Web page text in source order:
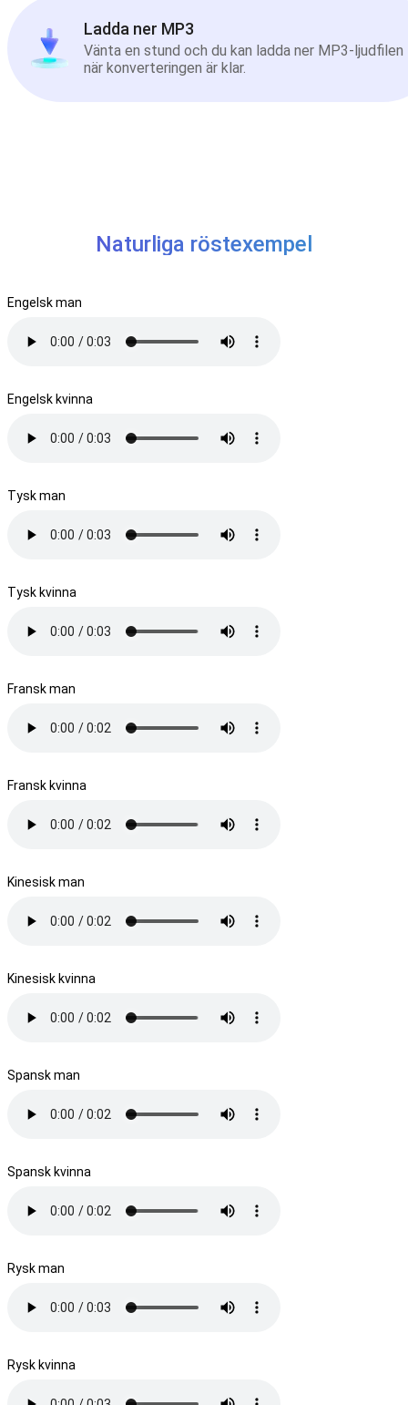
Ladda ner MP3
Vänta en stund och du kan ladda ner MP3-ljudfilen
när konverteringen är klar.
Naturliga röstexempel
Engelsk man
Engelsk kvinna
Tysk man
Tysk kvinna
Fransk man
Fransk kvinna
Kinesisk man
Kinesisk kvinna
Spansk man
Spansk kvinna
Rysk man
Rysk kvinna